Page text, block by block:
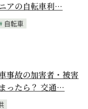
アの自転車利…
自転車
事故の加害者・被害
ったら？ 交通…